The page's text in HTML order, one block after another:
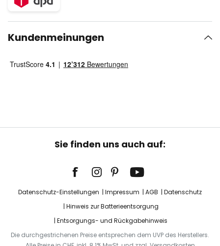
Kundenmeinungen
Sie finden uns auch auf:
Datenschutz-Einstellungen Impressum AGB
Datenschutz
Hinweis zur Batterieentsorgung
Entsorgungs- und Rückgabehinweis
Die durchgestrichenen Preise entsprechen dem UVP des Herstellers.